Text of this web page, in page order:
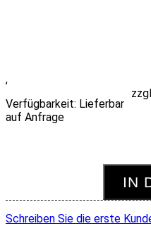
,
Verfügbarkeit: Lieferbar
auf Anfrage
IN
Schreiben Sie die erste